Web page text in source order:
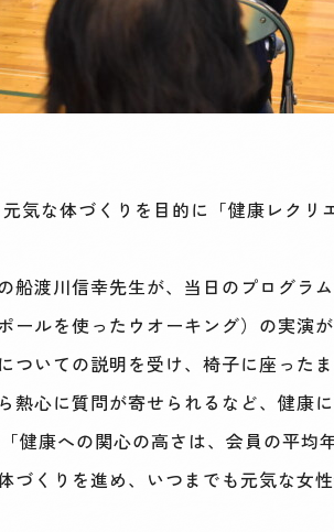
気な体づくりを目的に「健康レク
渡川信幸先生が、当日のプログラ
ルを使ったウオーキング）の実演が
いての説明を受け、椅子に座った
心に質問が寄せられるなど、健康
健康への関心の高さは、会員の平均
くりを進め、いつまでも元気な女